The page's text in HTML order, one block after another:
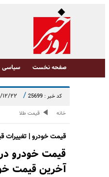
صفحه نخست سیاسی
کد خبر : 25699 / ۱۴۰۱/۱۲/۲۲
خانه قیمت طلا
قیمت خودرو |
آخرین قیمت